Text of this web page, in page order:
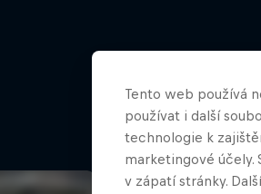
Tento web používá
používat i další
technologie k
marketingové účely.
v zápatí stránky.